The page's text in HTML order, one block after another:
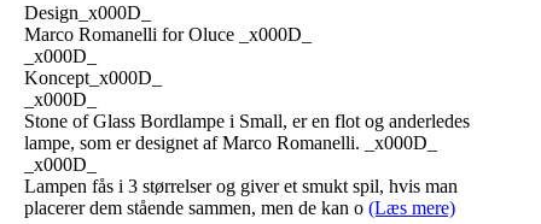
Design_x000D_
Marco Romanelli for Oluce _x000D_
_x000D_
Koncept_x000D_
_x000D_
Stone of Glass Bordlampe i Small, er en flot og anderledes
lampe, som er designet af Marco Romanelli. _x000D_
_x000D_
Lampen fås i 3 størrelser og giver et smukt spil, hvis man
placerer dem stående sammen, men de kan o (Læs mere)